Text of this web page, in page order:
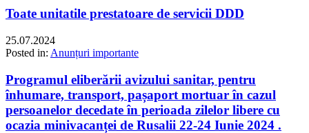
Toate unitatile prestatoare de servicii DDD
25.07.2024
Posted in: Anunțuri importante
Programul eliberării avizului sanitar, pentru
înhumare, transport, pașaport mortuar în cazul
persoanelor decedate în perioada zilelor libere cu
ocazia minivacanței de Rusalii 22-24 Iunie 2024 .